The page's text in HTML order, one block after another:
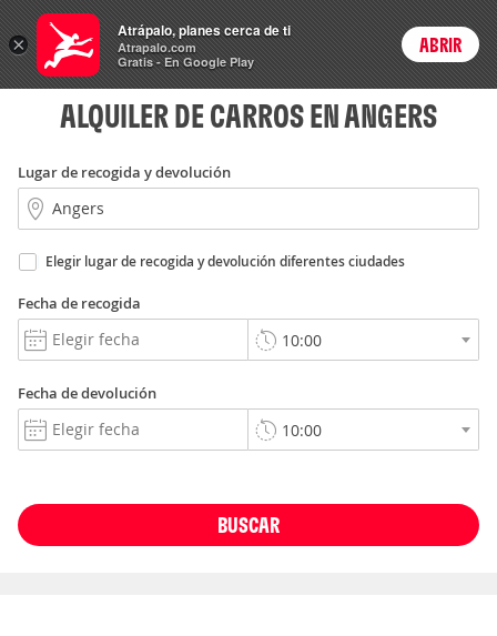
Rent
a Car Login
ALQUILER DE CARROS EN ANGERS
Lugar de recogida y devolución
Elegir lugar de recogida y devolución diferentes ciudades
Fecha de recogida
Fecha de devolución
BUSCAR
×
Atrápalo, planes cerca de ti
Atrapalo.com
Gratis - En Google Play
ABRIR